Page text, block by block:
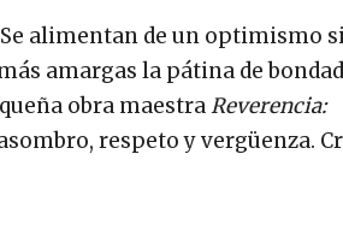
alimentan de un optimismo
amargas la pátina de
obra maestraReverencia:
respeto y vergüenza.